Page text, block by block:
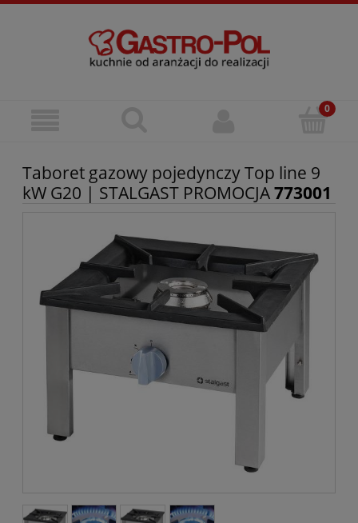
Taboret gazowy pojedynczy Top line 9
kW G20 | STALGAST PROMOCJA773001